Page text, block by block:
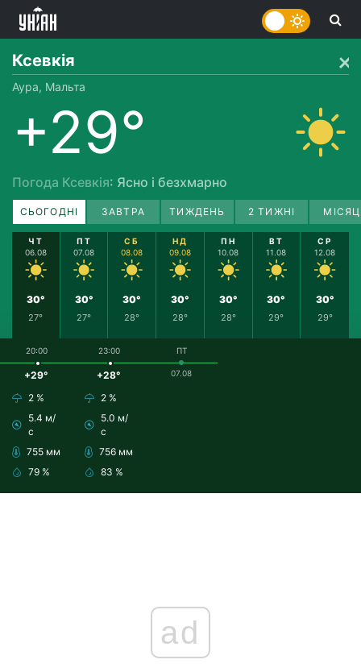
Ксевкія
Аура, Мальта
+29°
Погода Ксевкія: Ясно і безхмарно
СЬОГОДНІ ЗАВТРА ТИЖДЕНЬ 2 ТИЖНІ
ЧТ
06.08
30°
27°
ПТ
07.08
30°
27°
СБ
08.08
30°
28°
НД
09.08
30°
28°
ПН
10.08
30°
28°
ВТ
11.08
30°
29°
СР
12.08
30°
29°
20:00
+29°
2 %
5.4 м/
с
755 мм
79 %
23:00
+28°
2 %
5.0 м/
с
756 мм
83 %
ПТ
07.08
ad